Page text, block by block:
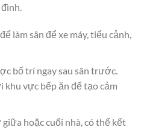
làm sân để xe máy, tiểu cảnh,
bố trí ngay sau sân trước.
vực bếp ăn để tạo cảm
hoặc cuối nhà, có thể kết